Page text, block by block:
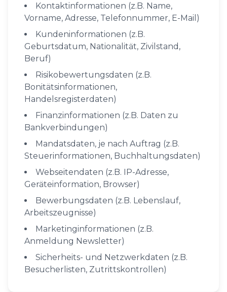
Kontaktinformationen (z.B. Name,
Vorname, Adresse, Telefonnummer, E-Mail)
Kundeninformationen (z.B.
Geburtsdatum, Nationalität, Zivilstand,
Beruf)
Risikobewertungsdaten (z.B.
Bonitätsinformationen,
Handelsregisterdaten)
Finanzinformationen (z.B. Daten zu
Bankverbindungen)
Mandatsdaten, je nach Auftrag (z.B.
Steuerinformationen, Buchhaltungsdaten)
Webseitendaten (z.B. IP-Adresse,
Geräteinformation, Browser)
Bewerbungsdaten (z.B. Lebenslauf,
Arbeitszeugnisse)
Marketinginformationen (z.B.
Anmeldung Newsletter)
Sicherheits- und Netzwerkdaten (z.B.
Besucherlisten, Zutrittskontrollen)